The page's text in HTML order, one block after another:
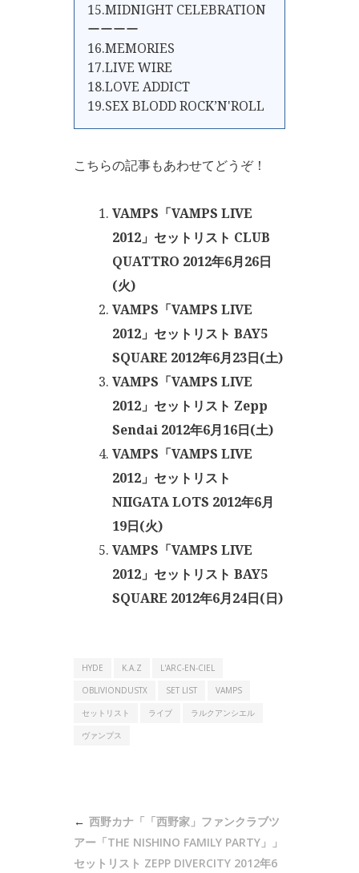
15.MIDNIGHT CELEBRATION
ーーーー
16.MEMORIES
17.LIVE WIRE
18.LOVE ADDICT
19.SEX BLODD ROCK’N'ROLL
こちらの記事もあわせてどうぞ！
VAMPS「VAMPS LIVE
2012」セットリスト CLUB
QUATTRO 2012年6月26日
(火)
VAMPS「VAMPS LIVE
2012」セットリスト BAY5
SQUARE 2012年6月23日(土)
VAMPS「VAMPS LIVE
2012」セットリスト Zepp
Sendai 2012年6月16日(土)
VAMPS「VAMPS LIVE
2012」セットリスト
NIIGATA LOTS 2012年6月
19日(火)
VAMPS「VAMPS LIVE
2012」セットリスト BAY5
SQUARE 2012年6月24日(日)
HYDE K.A.Z
L'ARC-EN-CIEL
OBLIVIONDUSTX
SET LIST
VAMPS
セットリスト
ライブ
ラルクアンシエル
ヴァンプス
西野カナ「「西野家」ファンクラブツ
アー「THE NISHINO FAMILY PARTY」」
セットリスト ZEPP DIVERCITY 2012年6